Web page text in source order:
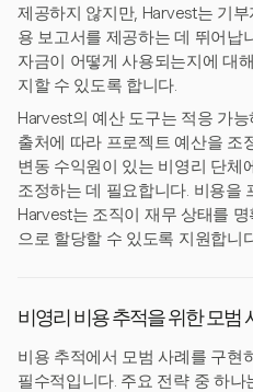
제공하지 않지만, Harvest는 기
용 보고서를 제공하는 데 뛰어납
자금이 어떻게 사용되는지에 대
지할 수 있도록 합니다.
Harvest의 예산 도구는 적응 가
출처에 따라 프로젝트 예산을 조
변동 수익원이 있는 비영리 단체
조정하는 데 필요합니다. 비용을
Harvest는 조직이 재무 상태를
으로 할당할 수 있도록 지원합니
비영리 비용 추적을 위한 모범
비용 추적에서 모범 사례를 구현
필수적입니다. 주요 전략 중 하